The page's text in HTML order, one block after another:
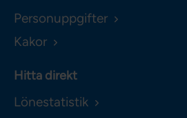
Personuppgifter
Kakor
Hitta direkt
Lönestatistik